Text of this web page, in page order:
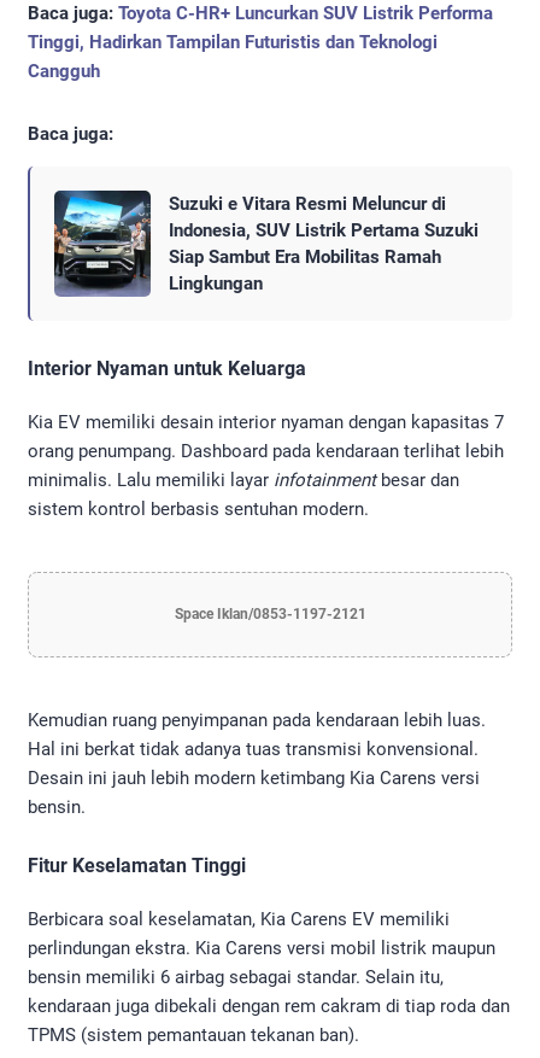
Baca juga: Toyota C-HR+ Luncurkan SUV Listrik Performa
Tinggi, Hadirkan Tampilan Futuristis dan Teknologi
Cangguh
Baca juga:
Suzuki e Vitara Resmi Meluncur di
Indonesia, SUV Listrik Pertama Suzuki
Siap Sambut Era Mobilitas Ramah
Lingkungan
Interior Nyaman untuk Keluarga
Kia EV memiliki desain interior nyaman dengan kapasitas 7
orang penumpang. Dashboard pada kendaraan terlihat lebih
minimalis. Lalu memiliki layar infotainmentbesar dan
sistem kontrol berbasis sentuhan modern.
Space Iklan/0853-1197-2121
Kemudian ruang penyimpanan pada kendaraan lebih luas.
Hal ini berkat tidak adanya tuas transmisi konvensional.
Desain ini jauh lebih modern ketimbang Kia Carens versi
bensin.
Fitur Keselamatan Tinggi
Berbicara soal keselamatan, Kia Carens EV memiliki
perlindungan ekstra. Kia Carens versi mobil listrik maupun
bensin memiliki 6 airbag sebagai standar. Selain itu,
kendaraan juga dibekali dengan rem cakram di tiap roda dan
TPMS (sistem pemantauan tekanan ban).